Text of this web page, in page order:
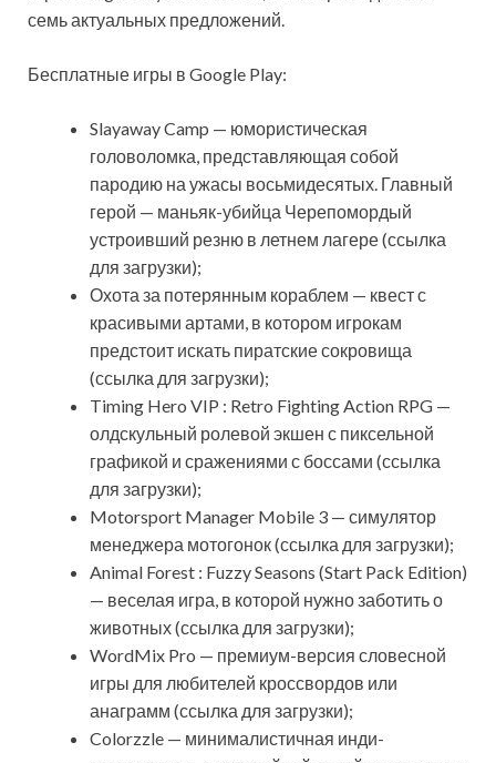
семь актуальных предложений.
Бесплатные игры в Google Play:
Slayaway Camp — юмористическая
головоломка, представляющая собой
пародию на ужасы восьмидесятых. Главный
герой — маньяк-убийца Черепомордый
устроивший резню в летнем лагере (ссылка
для загрузки);
Охота за потерянным кораблем — квест с
красивыми артами, в котором игрокам
предстоит искать пиратские сокровища
(ссылка для загрузки);
Timing Hero VIP : Retro Fighting Action RPG —
олдскульный ролевой экшен с пиксельной
графикой и сражениями с боссами (ссылка
для загрузки);
Motorsport Manager Mobile 3 — симулятор
менеджера мотогонок (ссылка для загрузки);
Animal Forest : Fuzzy Seasons (Start Pack Edition)
— веселая игра, в которой нужно заботить о
животных (ссылка для загрузки);
WordMix Pro — премиум-версия словесной
игры для любителей кроссвордов или
анаграмм (ссылка для загрузки);
Colorzzle — минималистичная инди-